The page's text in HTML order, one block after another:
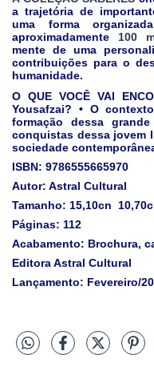
a trajetória de
uma forma
aproximadamente 100
mente de uma
contribuições para o
humanidade.
O QUE VOCÊ VAI
Yousafzai? • O
formação dessa
conquistas dessa jovem
sociedade
ISBN: 9786555665970
Autor: Astral Cultural
Tamanho: 15,10cn
Páginas: 112
Acabamento: Brochura,
Editora Astral Cultural
Lançamento: Fevereiro/